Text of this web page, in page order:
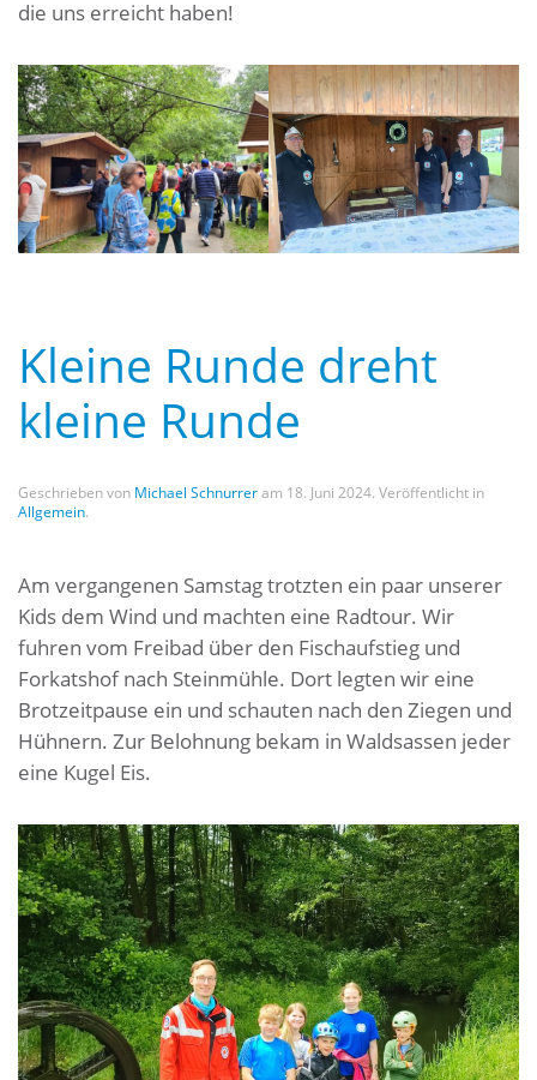
die uns erreicht haben!
Kleine Runde dreht
kleine Runde
Geschrieben von Michael Schnurreram 18. Juni 2024. Veröffentlicht in
Allgemein.
Am vergangenen Samstag trotzten ein paar unserer
Kids dem Wind und machten eine Radtour. Wir
fuhren vom Freibad über den Fischaufstieg und
Forkatshof nach Steinmühle. Dort legten wir eine
Brotzeitpause ein und schauten nach den Ziegen und
Hühnern. Zur Belohnung bekam in Waldsassen jeder
eine Kugel Eis.